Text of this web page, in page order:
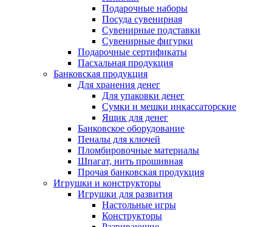
Подарочные наборы
Посуда сувенирная
Сувенирные подставки
Сувенирные фигурки
Подарочные сертификаты
Пасхальная продукция
Банковская продукция
Для хранения денег
Для упаковки денег
Сумки и мешки инкассаторские
Ящик для денег
Банковское оборудование
Пеналы для ключей
Пломбировочные материалы
Шпагат, нить прошивная
Прочая банковская продукция
Игрушки и конструкторы
Игрушки для развития
Настольные игры
Конструкторы